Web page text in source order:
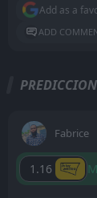
Add as a
ADD
Fabrice
1.16